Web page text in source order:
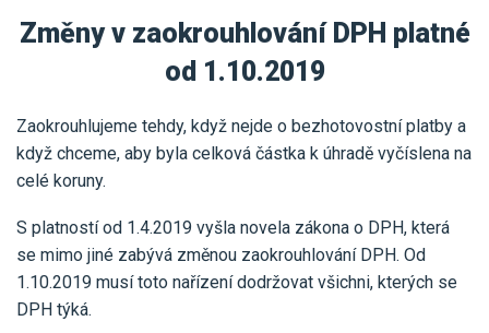
Přehled funkcí
Online daňová evidence
Online fakturace
Účetní služby
Změny v zaokrouhlování DPH platné
od 1.10.2019
Zaokrouhlujeme tehdy, když nejde o bezhotovostní platby a
když chceme, aby byla celková částka k úhradě vyčíslena na
celé koruny.
S platností od 1.4.2019 vyšla novela zákona o DPH, která
se mimo jiné zabývá změnou zaokrouhlování DPH. Od
1.10.2019 musí toto nařízení dodržovat všichni, kterých se
DPH týká.